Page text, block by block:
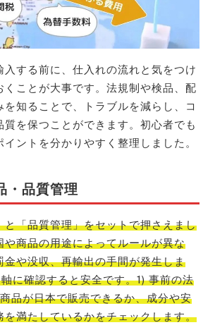
入する前に、仕入れの流れと気をつけ
くことが大事です。法規制や検品、配
を知ることで、トラブルを減らし、コ
質を保つことができます。初心者でも
ントを分かりやすく整理しました。
・品質管理
と「品質管理」をセットで押さえまし
や商品の用途によってルールが異な
金や没収、再輸出の手間が発生しま
に確認すると安全です。1) 事前の法
品が日本で販売できるか、成分や安
を満たしているかをチェックします。